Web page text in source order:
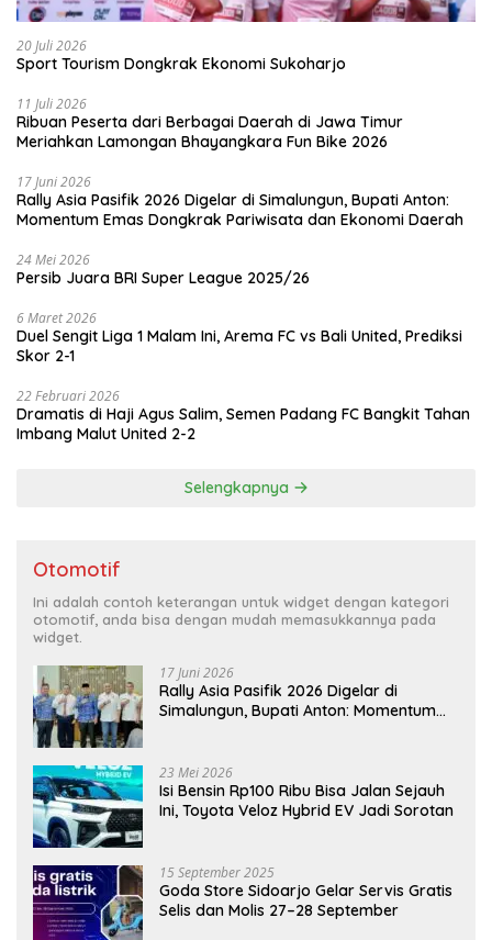
20 Juli 2026
Sport Tourism Dongkrak Ekonomi Sukoharjo
11 Juli 2026
Ribuan Peserta dari Berbagai Daerah di Jawa Timur
Meriahkan Lamongan Bhayangkara Fun Bike 2026
17 Juni 2026
Rally Asia Pasifik 2026 Digelar di Simalungun, Bupati Anton:
Momentum Emas Dongkrak Pariwisata dan Ekonomi Daerah
24 Mei 2026
Persib Juara BRI Super League 2025/26
6 Maret 2026
Duel Sengit Liga 1 Malam Ini, Arema FC vs Bali United, Prediksi
Skor 2-1
22 Februari 2026
Dramatis di Haji Agus Salim, Semen Padang FC Bangkit Tahan
Imbang Malut United 2-2
Selengkapnya
Otomotif
Ini adalah contoh keterangan untuk widget dengan kategori
otomotif, anda bisa dengan mudah memasukkannya pada
widget.
17 Juni 2026
Rally Asia Pasifik 2026 Digelar di
Simalungun, Bupati Anton: Momentum
23 Mei 2026
Isi Bensin Rp100 Ribu Bisa Jalan Sejauh
Ini, Toyota Veloz Hybrid EV Jadi Sorotan
15 September 2025
Goda Store Sidoarjo Gelar Servis Gratis
Selis dan Molis 27–28 September